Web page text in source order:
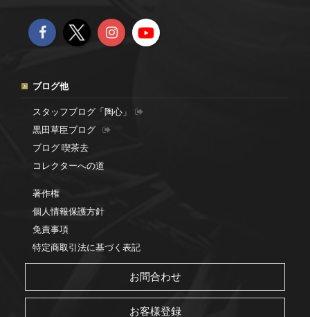
ブログ他
スタッフブログ「陶心」
黒田草臣ブログ
ブログ 喫茶去
コレクターへの道
著作権
個人情報保護方針
免責事項
特定商取引法に基づく表記
お問合わせ
お客様登録